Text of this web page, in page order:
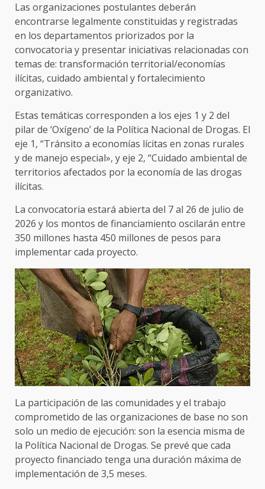
Las organizaciones postulantes deberán
encontrarse legalmente constituidas y registradas
en los departamentos priorizados por la
convocatoria y presentar iniciativas relacionadas con
temas de: transformación territorial/economías
ilícitas, cuidado ambiental y fortalecimiento
organizativo.
Estas temáticas corresponden a los ejes 1 y 2 del
pilar de ‘Oxígeno’ de la Política Nacional de Drogas. El
eje 1, “Tránsito a economías lícitas en zonas rurales
y de manejo especial», y eje 2, “Cuidado ambiental de
territorios afectados por la economía de las drogas
ilícitas.
La convocatoria estará abierta del 7 al 26 de julio de
2026 y los montos de financiamiento oscilarán entre
350 millones hasta 450 millones de pesos para
implementar cada proyecto.
La participación de las comunidades y el trabajo
comprometido de las organizaciones de base no son
solo un medio de ejecución: son la esencia misma de
la Política Nacional de Drogas. Se prevé que cada
proyecto financiado tenga una duración máxima de
implementación de 3,5 meses.